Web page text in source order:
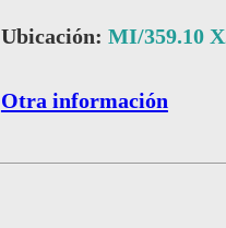
Ubicación: MI/359.10
Otra información